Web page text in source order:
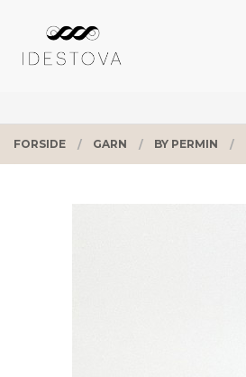
innholdet
PRODUKTER
FORSIDE GARN BY PERMIN